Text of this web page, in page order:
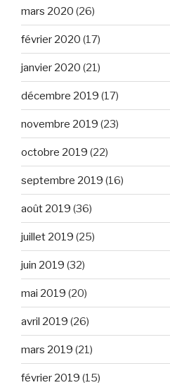
mars 2020 (26)
février 2020 (17)
janvier 2020 (21)
décembre 2019 (17)
novembre 2019 (23)
octobre 2019 (22)
septembre 2019 (16)
août 2019 (36)
juillet 2019 (25)
juin 2019 (32)
mai 2019 (20)
avril 2019 (26)
mars 2019 (21)
février 2019 (15)